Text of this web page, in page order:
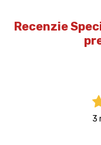
Recenzie
3